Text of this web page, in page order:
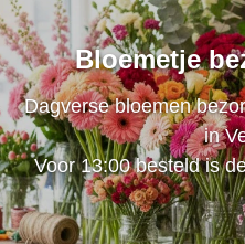
Bloemetje
Dagverse bloemen
in
Voor 13:00 besteld is